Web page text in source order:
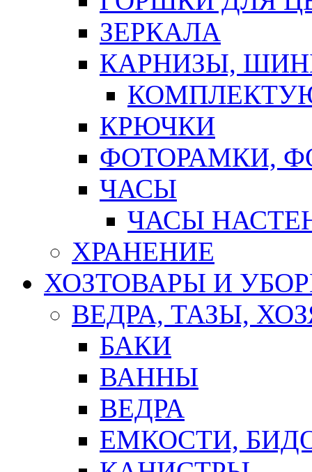
ЗЕРКАЛА
КАРНИЗЫ,
КРЮЧКИ
ФОТОРАМКИ,
ЧАСЫ
ЧАСЫ
ХРАНЕНИЕ
ХОЗТОВАРЫ И
ВЕДРА, ТАЗЫ,
БАКИ
ВАННЫ
ВЕДРА
ЕМКОСТИ,